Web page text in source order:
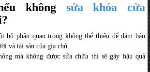
không sửa khóa cửa
bộ phận quan trọng không thể thiếu để đảm bảo
và tài sản của gia chủ.
mà không được sửa chữa thì sẽ gây hậu quả